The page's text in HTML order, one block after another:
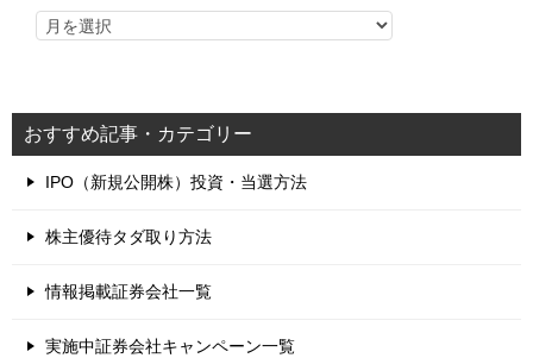
おすすめ記事・カテゴリー
IPO（新規公開株）投資・当選方法
株主優待タダ取り方法
情報掲載証券会社一覧
実施中証券会社キャンペーン一覧